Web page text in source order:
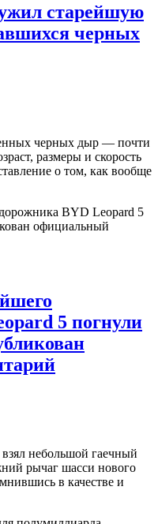
старейшую
черных
черных дыр — почти
размеры и скорость
о том, как вообще
5 погнули
небольшой гаечный
рычаг шасси нового
в качестве и